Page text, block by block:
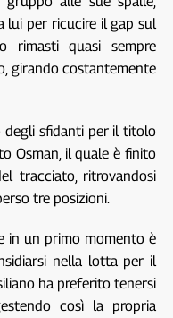
lui per ricucire il gap sul
rimasti quasi sempre
girando costantemente
degli sfidanti per il titolo
Osman, il quale è finito
tracciato, ritrovandosi
tre posizioni.
in un primo momento è
nella lotta per il
ha preferito tenersi
così la propria